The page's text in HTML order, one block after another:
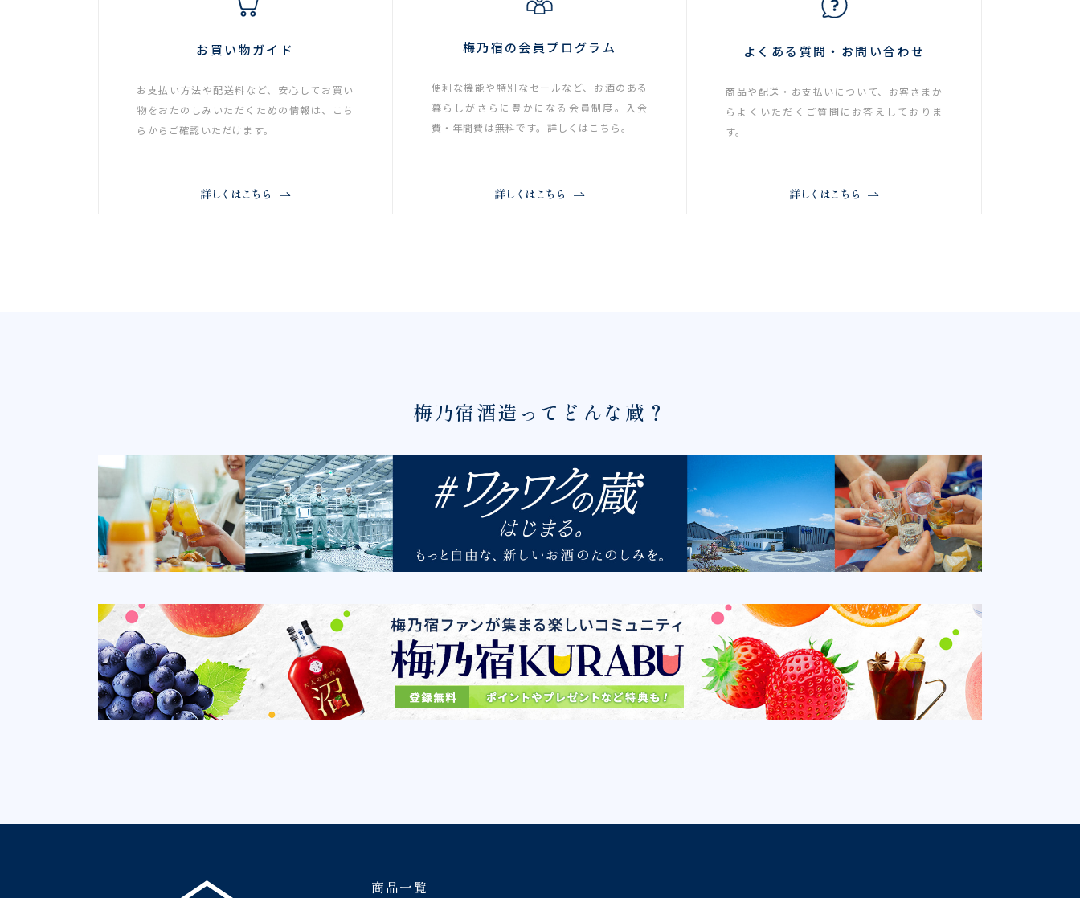
お買い物ガイド
お支払い方法や配送料など、安心してお買い
物をおたのしみいただくための情報は、こち
らからご確認いただけます。
詳しくはこちら
梅乃宿の会員プログラム
便利な機能や特別なセールなど、お酒のある
暮らしがさらに豊かになる会員制度。入会
費・年間費は無料です。詳しくはこちら。
詳しくはこちら
よくある質問・お問い合わせ
商品や配送・お支払いについて、お客さまか
らよくいただくご質問にお答えしておりま
す。
詳しくはこちら
梅乃宿酒造ってどんな蔵？
商品一覧